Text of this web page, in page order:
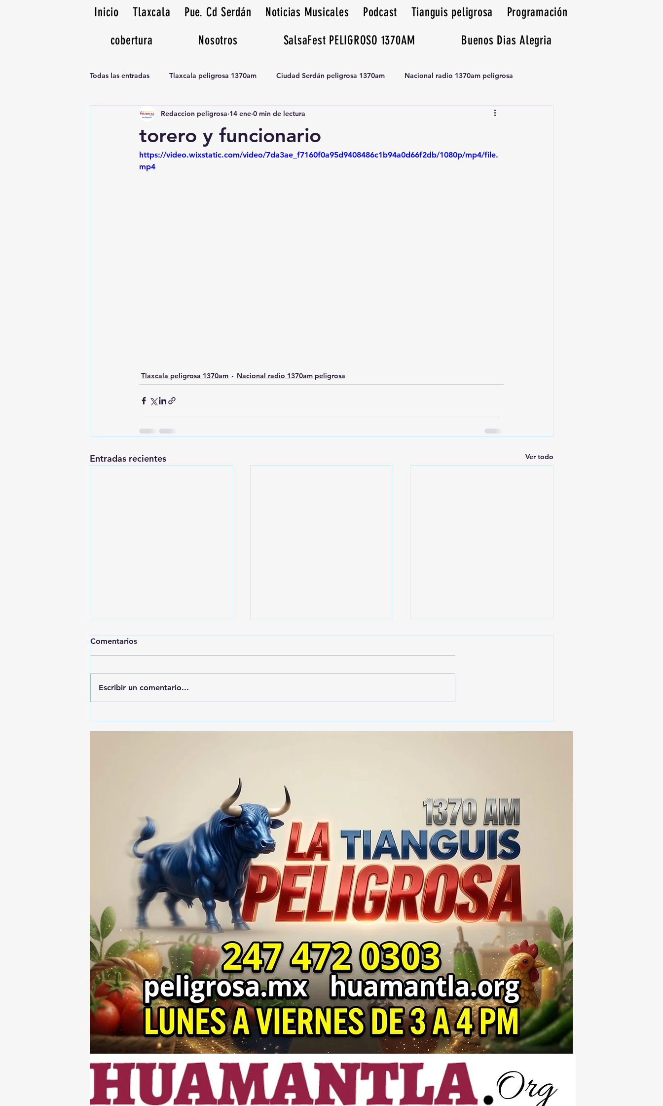
Inicio Tlaxcala Pue. Cd Serdán Noticias Musicales Podcast Tianguis peligrosa
Programación
cobertura
Nosotros SalsaFest PELIGROSO 1370AM Buenos Dias Alegria
Todas las entradas Tlaxcala peligrosa 1370am Ciudad Serdán peligrosa 1370am Nacional radio 1370am peligrosa
Noticias Musicales radio 1370am Tianguis peligrosa 1370am huamantla
torero y funcionario
Redaccion peligrosa 14 ene 0 min de lectura
https://video.wixstatic.com/video/7da3ae_f7160f0a95d9408486c1b94a0d66f2db/1080p/mp4/file.
mp4
Tlaxcala peligrosa 1370am Nacional radio 1370am peligrosa
Entradas recientes Ver todo
A PRESUNTO
GOBIERNO ADMITE QUE
25 MIL DOSIS DE DROGA
Comentarios
Escribir un comentario...